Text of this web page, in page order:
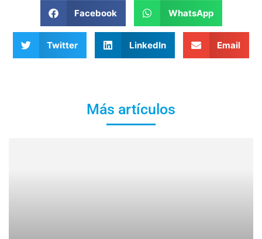
Facebook WhatsApp
Twitter LinkedIn Email
Más artículos